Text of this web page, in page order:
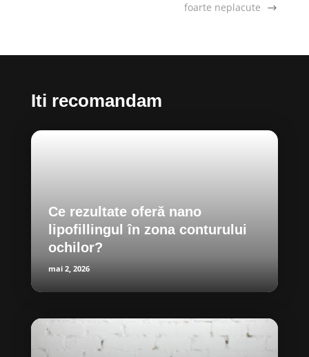
foarte neplacute
Iti recomandam
Ce rezultate oferă nano
lipofillingul în zona conturului
ochilor?
mai 2, 2026